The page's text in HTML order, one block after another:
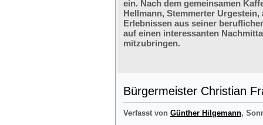
ein. Nach dem gemeinsamen
Hellmann, Stemmerter
Erlebnissen aus seiner
auf einen interessanten
mitzubringen.
Bürgermeister Christian
Verfasst von Günther Hilgemann,